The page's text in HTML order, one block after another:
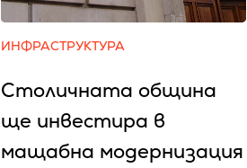
ИНФРАСТРУКТУРА
Столичната община
ще инвестира в
мащабна модернизация